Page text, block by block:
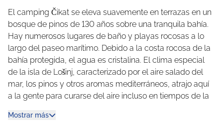
El camping Čikat se eleva suavemente en terrazas en un
bosque de pinos de 130 años sobre una tranquila bahía.
Hay numerosos lugares de baño y playas rocosas a lo
largo del paseo marítimo. Debido a la costa rocosa de la
bahía protegida, el agua es cristalina. El clima especial
de la isla de Lošinj, caracterizado por el aire salado del
mar, los pinos y otros aromas mediterráneos, atrajo aquí
a la gente para curarse del aire incluso en tiempos de la
Mostrar más